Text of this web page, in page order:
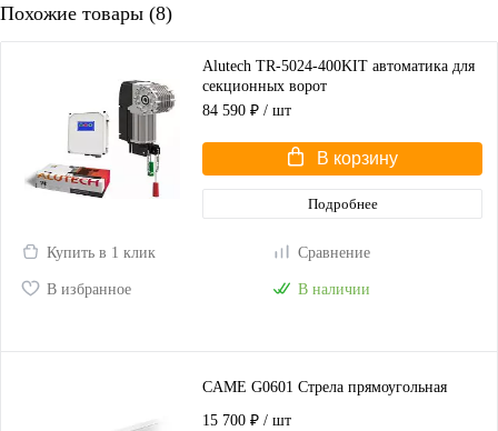
Похожие товары (8)
Alutech TR-5024-400KIT автоматика для
секционных ворот
84 590 ₽ / шт
В корзину
Подробнее
Купить в 1 клик Сравнение
В избранное В наличии
CAME G0601 Стрела прямоугольная
15 700 ₽ / шт